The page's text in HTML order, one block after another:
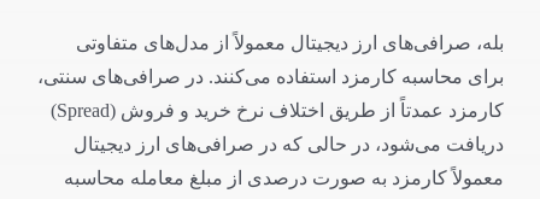
بله، صرافی‌های ارز دیجیتال معمولاً از مدل‌های متفاوتی
برای محاسبه کارمزد استفاده می‌کنند. در صرافی‌های سنتی،
کارمزد عمدتاً از طریق اختلاف نرخ خرید و فروش (Spread)
دریافت می‌شود، در حالی که در صرافی‌های ارز دیجیتال
معمولاً کارمزد به صورت درصدی از مبلغ معامله محاسبه